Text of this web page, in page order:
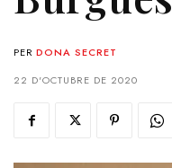
PER DONA SECRET
22 D'OCTUBRE DE 2020